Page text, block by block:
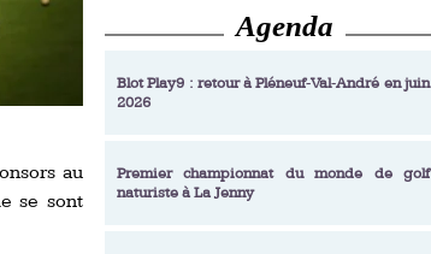
au
se sont
Ladies Pro-Am VSD : Golf du Prieuré, elles
décrochent leur billet pour la finale
Enfin un livre de golf pensé pour les femmes
Ladies Pro-Am VSD : les premières
Agenda
Blot Play9 : retour à Pléneuf‑Val‑André en juin
2026
Premier championnat du monde de golf
naturiste à La Jenny